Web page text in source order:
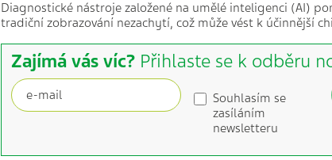
Diagnostické nástroje založené na umělé inteligenci (AI)
tradiční zobrazování nezachytí, což může vést k účinnější
Zajímá vás víc? Přihlaste se k odběru
Souhlasím se
zasíláním
newsletteru